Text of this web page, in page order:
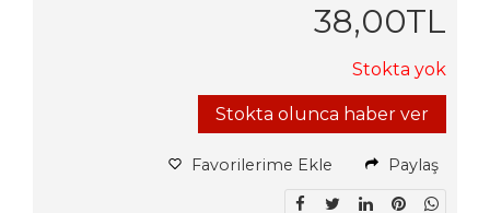
38,00TL
Stokta yok
Stokta olunca haber ver
Favorilerime Ekle Paylaş